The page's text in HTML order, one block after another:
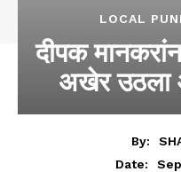
LOCAL
दीपक
अखेर उठला
By:
Date: